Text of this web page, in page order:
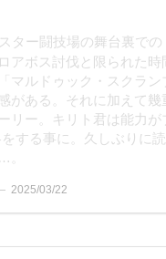
闘技場の舞台裏での
アボス討伐と限られた時
マルドゥック・スクラン
がある。それに加えて
リー。キリト君は能力
する事に。久しぶりに
。
2025/03/22